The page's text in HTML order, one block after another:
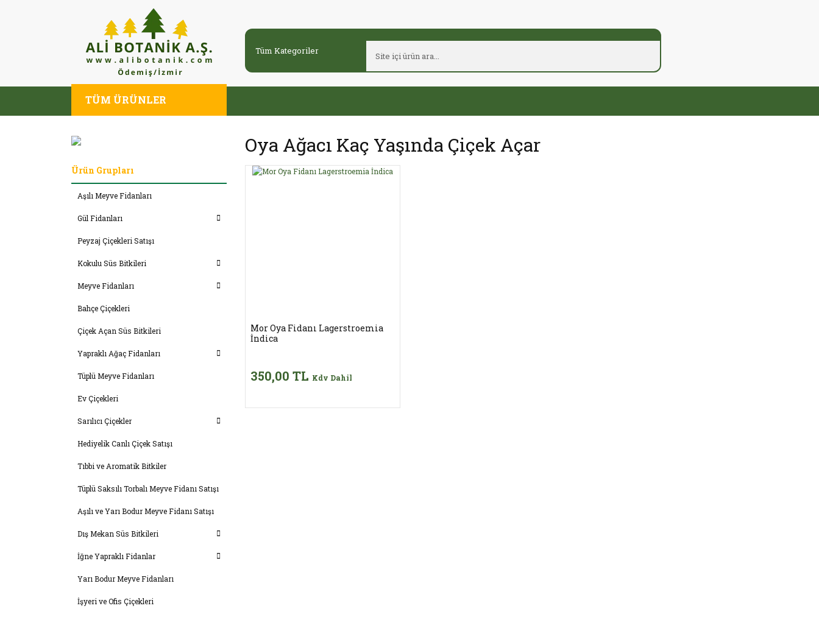
TÜM ÜRÜNLER
Ürün Grupları
Aşılı Meyve Fidanları
Gül Fidanları
Peyzaj Çiçekleri Satışı
Kokulu Süs Bitkileri
Meyve Fidanları
Bahçe Çiçekleri
Çiçek Açan Süs Bitkileri
Yapraklı Ağaç Fidanları
Tüplü Meyve Fidanları
Ev Çiçekleri
Sarılıcı Çiçekler
Hediyelik Canlı Çiçek Satışı
Tıbbi ve Aromatik Bitkiler
Tüplü Saksılı Torbalı Meyve Fidanı Satışı
Aşılı ve Yarı Bodur Meyve Fidanı Satışı
Dış Mekan Süs Bitkileri
İğne Yapraklı Fidanlar
Yarı Bodur Meyve Fidanları
İşyeri ve Ofis Çiçekleri
Oya Ağacı Kaç Yaşında Çiçek Açar
Mor Oya Fidanı Lagerstroemia
İndica
350,00 TL Kdv Dahil